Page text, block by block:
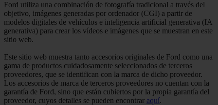
Ford utiliza una combinación de fotografía tradicional a través del
objetivo, imágenes generadas por ordenador (CGI) a partir de
modelos digitales de vehículos e inteligencia artificial generativa (IA
generativa) para crear los vídeos e imágenes que se muestran en este
sitio web.
Este sitio web muestra tanto accesorios originales de Ford como una
gama de productos cuidadosamente seleccionados de terceros
proveedores, que se identifican con la marca de dicho proveedor.
Los accesorios de marca de terceros proveedores no cuentan con la
garantía de Ford, sino que están cubiertos por la propia garantía del
proveedor, cuyos detalles se pueden encontrar aquí.